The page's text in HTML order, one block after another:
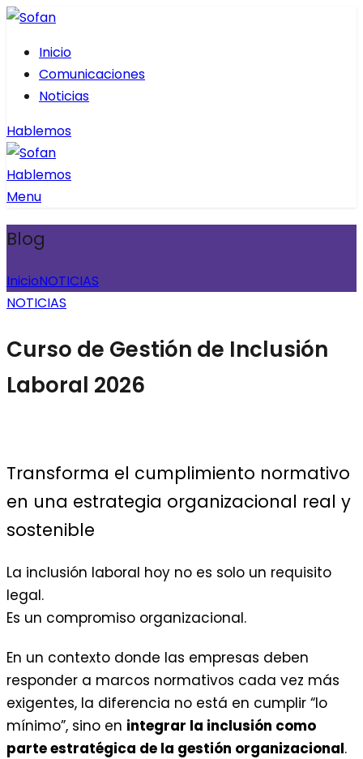
Inicio
Comunicaciones
Noticias
Hablemos
Hablemos
Menu
Blog
InicioNOTICIAS
NOTICIAS
Curso de Gestión de Inclusión
Laboral 2026​
Transforma el cumplimiento normativo
en una estrategia organizacional real y
sostenible
La inclusión laboral hoy no es solo un requisito
legal.
Es un compromiso organizacional.
En un contexto donde las empresas deben
responder a marcos normativos cada vez más
exigentes, la diferencia no está en cumplir “lo
mínimo”, sino en integrar la inclusión como
parte estratégica de la gestión organizacional.